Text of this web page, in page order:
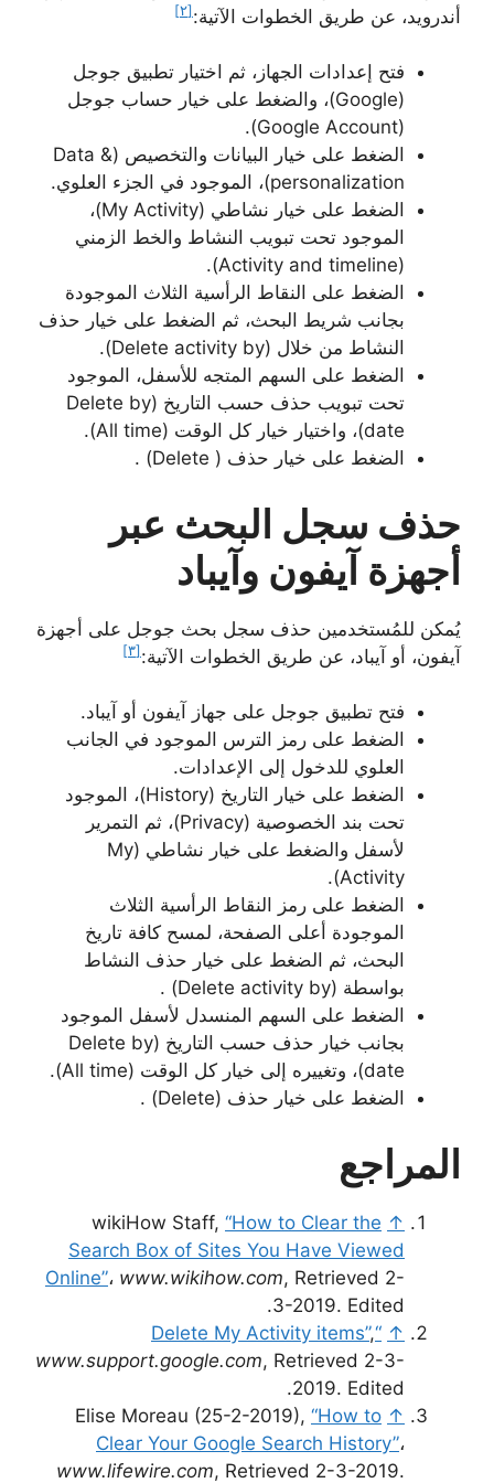
أندرويد، عن طريق الخطوات الآتية: [٢]
فتح إعدادات الجهاز، ثم اختيار تطبيق جوجل
(Google)، والضغط على خيار حساب جوجل
(Google Account).
الضغط على خيار البيانات والتخصيص (Data &
personalization)، الموجود في الجزء العلوي.
الضغط على خيار نشاطي (My Activity)،
الموجود تحت تبويب النشاط والخط الزمني
(Activity and timeline).
الضغط على النقاط الرأسية الثلاث الموجودة
بجانب شريط البحث، ثم الضغط على خيار حذف
النشاط من خلال (Delete activity by).
الضغط على السهم المتجه للأسفل، الموجود
تحت تبويب حذف حسب التاريخ (Delete by
date)، واختيار خيار كل الوقت (All time).
الضغط على خيار حذف ( Delete) .
حذف سجل البحث عبر
أجهزة آيفون وآيباد
يُمكن للمُستخدمين حذف سجل بحث جوجل على أجهزة
آيفون، أو آيباد، عن طريق الخطوات الآتية: [٣]
فتح تطبيق جوجل على جهاز آيفون أو آيباد.
الضغط على رمز الترس الموجود في الجانب
العلوي للدخول إلى الإعدادات.
الضغط على خيار التاريخ (History)، الموجود
تحت بند الخصوصية (Privacy)، ثم التمرير
لأسفل والضغط على خيار نشاطي (My
Activity).
الضغط على رمز النقاط الرأسية الثلاث
الموجودة أعلى الصفحة، لمسح كافة تاريخ
البحث، ثم الضغط على خيار حذف النشاط
بواسطة (Delete activity by) .
الضغط على السهم المنسدل لأسفل الموجود
بجانب خيار حذف حسب التاريخ (Delete by
date)، وتغييره إلى خيار كل الوقت (All time).
الضغط على خيار حذف (Delete) .
المراجع
↑
wikiHow Staff, “How to Clear the
Search Box of Sites You Have Viewed
Online”، www.wikihow.com, Retrieved 2-
3-2019. Edited.
↑
“Delete My Activity items”
,
www.support.google.com, Retrieved 2-3-
2019. Edited.
↑
Elise Moreau (25-2-2019), “How to
Clear Your Google Search History”،
www.lifewire.com, Retrieved 2-3-2019.